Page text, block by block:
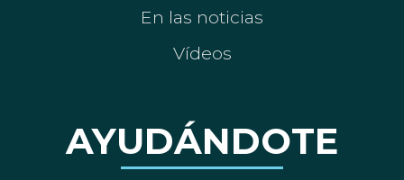
En las noticias
Vídeos
AYUDÁNDOTE